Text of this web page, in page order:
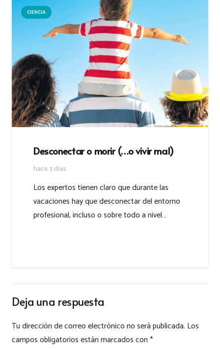
CIENCIA
Desconectar o morir (…o vivir mal)
hace 3 días
Los expertos tienen claro que durante las
vacaciones hay que desconectar del entorno
profesional, incluso o sobre todo a nivel…
Deja una respuesta
Tu dirección de correo electrónico no será publicada. Los
campos obligatorios están marcados con*